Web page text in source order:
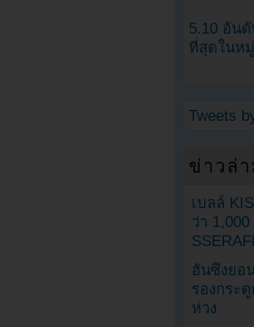
5.10 อัน
ที่สุดในห
Tweets
ข่าวล่
เบลล์
ว่า
ฮันซึงยอ
รองกระ
ห่วง